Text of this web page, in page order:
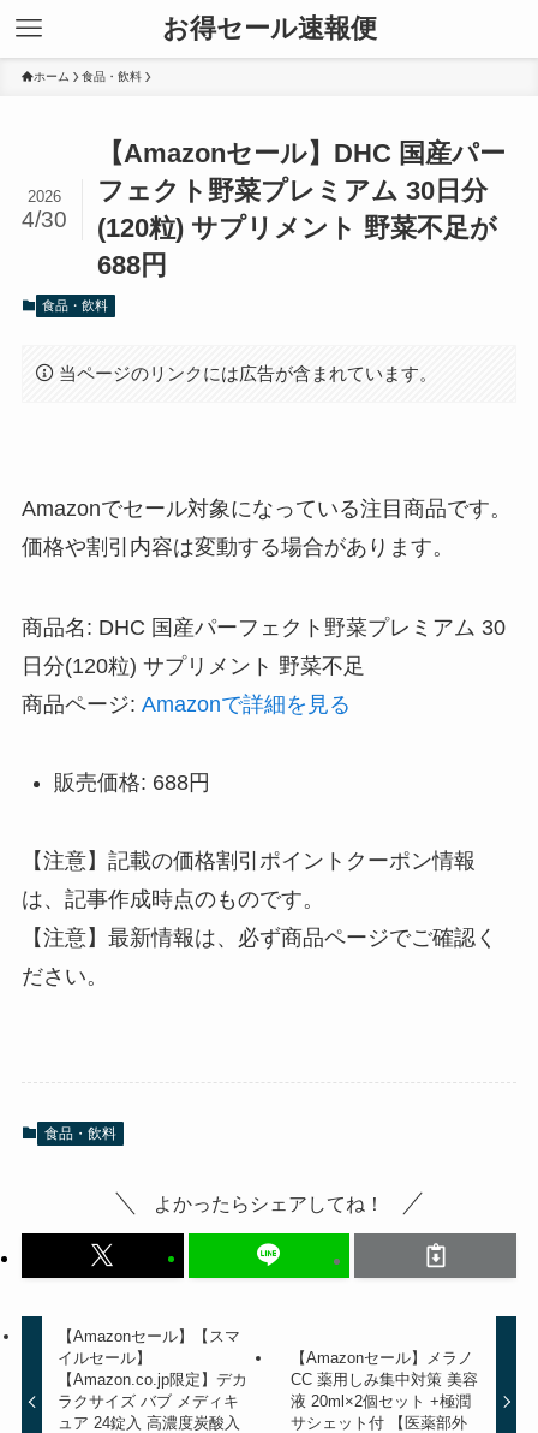
お得セール速報便
ホーム 食品・飲料
【Amazonセール】DHC 国産パー
フェクト野菜プレミアム 30日分
(120粒) サプリメント 野菜不足が
688円
2026
4/30
食品・飲料
当ページのリンクには広告が含まれています。
Amazonでセール対象になっている注目商品です。
価格や割引内容は変動する場合があります。
商品名: DHC 国産パーフェクト野菜プレミアム 30
日分(120粒) サプリメント 野菜不足
商品ページ: Amazonで詳細を見る
販売価格: 688円
【注意】記載の価格割引ポイントクーポン情報
は、記事作成時点のものです。
【注意】最新情報は、必ず商品ページでご確認く
ださい。
食品・飲料
よかったらシェアしてね！
【Amazonセール】【スマ
イルセール】
【Amazon.co.jp限定】デカ
ラクサイズ バブ メディキ
ュア 24錠入 高濃度炭酸入
【Amazonセール】メラノ
CC 薬用しみ集中対策 美容
液 20ml×2個セット +極潤
サシェット付 【医薬部外